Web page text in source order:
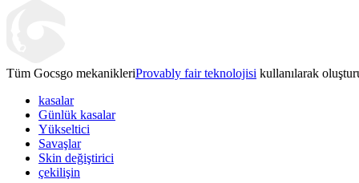
Tüm Gocsgo mekanikleriProvably fair teknolojisi kullanılarak
kasalar
Günlük kasalar
Yükseltici
Savaşlar
Skin değiştirici
çekilişin